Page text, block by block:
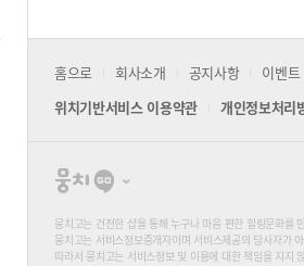
홈으로 회사소개 공지사항 이벤트
위치기반서비스 이용약관
개인정보처리
뭉
고
뭉치고는 건전한 샵을 통해 누구나 마음 편한 힐링문화를
뭉치고는 서비스정보중개자이며 서비스제공의 당사자가
따라서 뭉치고는 서비스정보 및 이용에 대한 책임을 지지